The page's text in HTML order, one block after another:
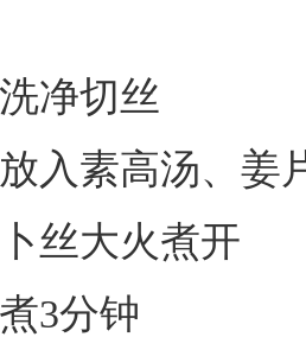
净切丝
入素高汤、姜
丝大火煮开
3分钟